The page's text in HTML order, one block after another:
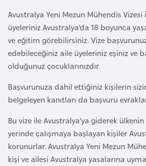
Avustralya Yeni Mezun Mühendis Vizesi
üyeleriniz Avustralya’da 18 boyunca
ve eğitim görebilirsiniz. Vize
edebileceğiniz aile üyeleriniz eşiniz ve
olduğunuz çocuklarınızdır.
Başvurunuza dahil ettiğiniz kişilerin
belgeleyen kanıtları da başvuru
Bu vize ile Avustralya’ya giderek
yerinde çalışmaya başlayan kişiler
korunurlar. Avustralya Yeni Mezun
kişi ve ailesi Avustralya yasalarına
C
e
z
a
y
r
C
i
b
u